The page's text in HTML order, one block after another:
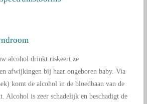
alcohol drinkt riskeert ze
afwijkingen bij haar ongeboren baby. Via
komt de alcohol in de bloedbaan van de
Alcohol is zeer schadelijk en beschadigt de